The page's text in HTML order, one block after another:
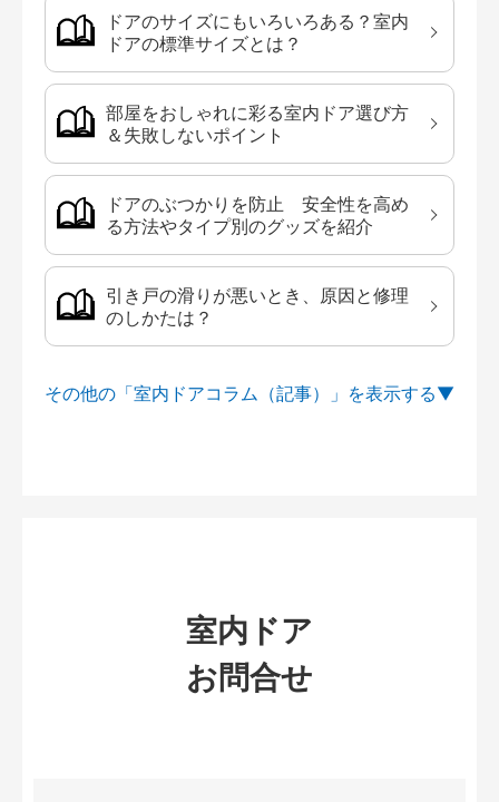
ドアのサイズにもいろいろある？室内
ドアの標準サイズとは？
部屋をおしゃれに彩る室内ドア選び方
＆失敗しないポイント
ドアのぶつかりを防止 安全性を高め
る方法やタイプ別のグッズを紹介
引き戸の滑りが悪いとき、原因と修理
のしかたは？
その他の「室内ドアコラム（記事）」を
室内ドア
お問合せ